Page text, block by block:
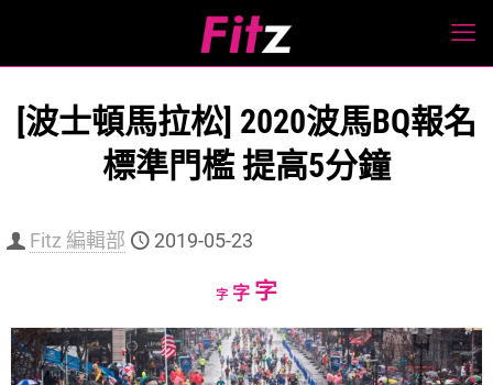
[波士頓馬拉松] 2020波馬BQ報名
標準門檻 提高5分鐘
Fitz 編輯部 2019-05-23
字Decrease
size.
字Reset
size.
字Increase
size.